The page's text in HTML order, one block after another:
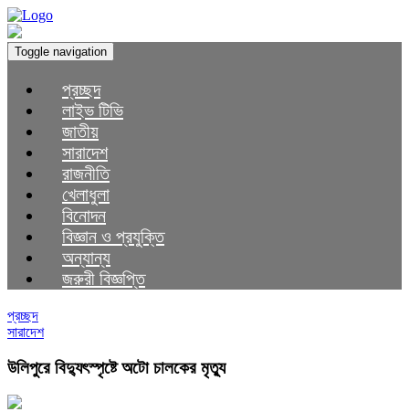
Toggle navigation
প্রচ্ছদ
লাইভ টিভি
জাতীয়
সারাদেশ
রাজনীতি
খেলাধুলা
বিনোদন
বিজ্ঞান ও প্রযুক্তি
অন্যান্য
জরুরী বিজ্ঞপ্তি
প্রচ্ছদ
সারাদেশ
উলিপুরে বিদ্যুৎস্পৃষ্টে অটো চালকের মৃত্যু